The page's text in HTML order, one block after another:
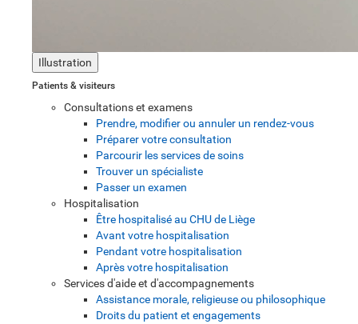
Illustration
Patients & visiteurs
Consultations et examens
Prendre, modifier ou annuler un rendez-vous
Préparer votre consultation
Parcourir les services de soins
Trouver un spécialiste
Passer un examen
Hospitalisation
Être hospitalisé au CHU de Liège
Avant votre hospitalisation
Pendant votre hospitalisation
Après votre hospitalisation
Services d'aide et d'accompagnements
Assistance morale, religieuse ou philosophique
Droits du patient et engagements